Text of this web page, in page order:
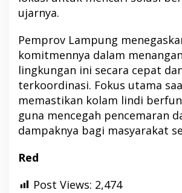
ujarnya.
Pemprov Lampung
komitmennya dalam
lingkungan ini secara cepat
terkoordinasi. Fokus utama
memastikan kolam lindi
guna mencegah pencemaran
dampaknya bagi masyarakat
Red
Post Views: 2,474